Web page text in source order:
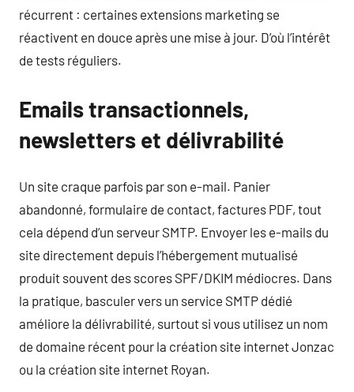
récurrent : certaines extensions marketing se
réactivent en douce après une mise à jour. D’où l’intérêt
de tests réguliers.
Emails transactionnels,
newsletters et délivrabilité
Un site craque parfois par son e-mail. Panier
abandonné, formulaire de contact, factures PDF, tout
cela dépend d’un serveur SMTP. Envoyer les e-mails du
site directement depuis l’hébergement mutualisé
produit souvent des scores SPF/DKIM médiocres. Dans
la pratique, basculer vers un service SMTP dédié
améliore la délivrabilité, surtout si vous utilisez un nom
de domaine récent pour la création site internet Jonzac
ou la création site internet Royan.